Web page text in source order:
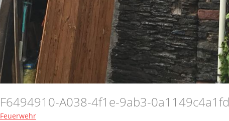
F6494910-A038-4f1e-9ab3-0a1149c4a1fd
Feuerwehr